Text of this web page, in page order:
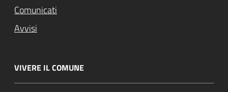
Comunicati
Avvisi
VIVERE IL COMUNE